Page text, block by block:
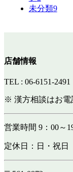
未分類9
店舗情報
TEL : 06-6151-2491
※ 漢方相談はお電
営業時間 9：00～
定休日：日・祝日